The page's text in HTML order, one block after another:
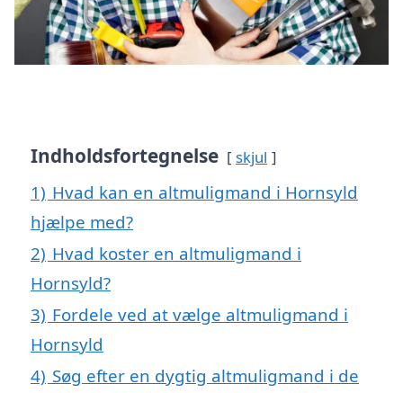
Indholdsfortegnelse skjul
1) Hvad kan en altmuligmand i Hornsyld
hjælpe med?
2) Hvad koster en altmuligmand i
Hornsyld?
3) Fordele ved at vælge altmuligmand i
Hornsyld
4) Søg efter en dygtig altmuligmand i de